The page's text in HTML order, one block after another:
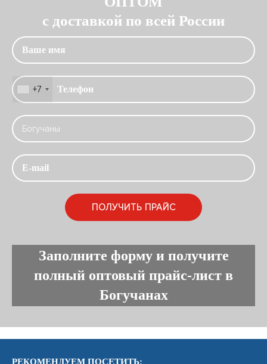
с доставкой по всей России
+7
Заполните форму и получите
полный оптовый прайс-лист в
Богучанах
РЕКОМЕНДУЕМ ПОСЕТИТЬ: